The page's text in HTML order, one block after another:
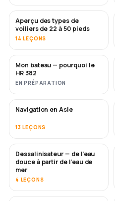
BIENTÔT
Aperçu des types de
voiliers de 22 à 50 pieds
14 LEÇONS
BIENTÔT
Mon bateau — pourquoi le
HR 382
EN PRÉPARATION
BIENTÔT
Navigation en Asie
13 LEÇONS
BIENTÔT
Dessalinisateur — de l'eau
douce à partir de l'eau de
mer
4 LEÇONS